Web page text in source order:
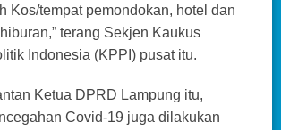
Kos/tempat pemondokan, hotel dan
terang Sekjen Kaukus
Indonesia (KPPI) pusat itu.
Ketua DPRD Lampung itu,
Covid-19 juga dilakukan